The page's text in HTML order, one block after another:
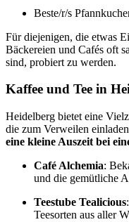
Beste/r/s
Für diejenigen, die etwas
Bäckereien und Cafés oft
sind, probiert zu werden.
Kaffee und Tee in
Heidelberg bietet eine
die zum Verweilen
eine kleine Auszeit bei
Café Alchemia:
und die gemütliche
Teestube Tealicious
Teesorten aus aller